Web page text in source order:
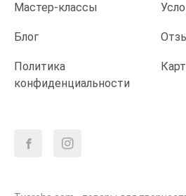
Мастер-классы
Блог
Политика
конфиденциальности